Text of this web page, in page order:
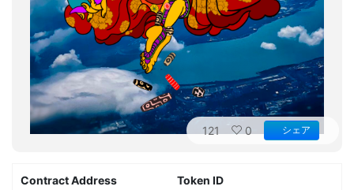
121 0 シェア
Contract Address Token ID